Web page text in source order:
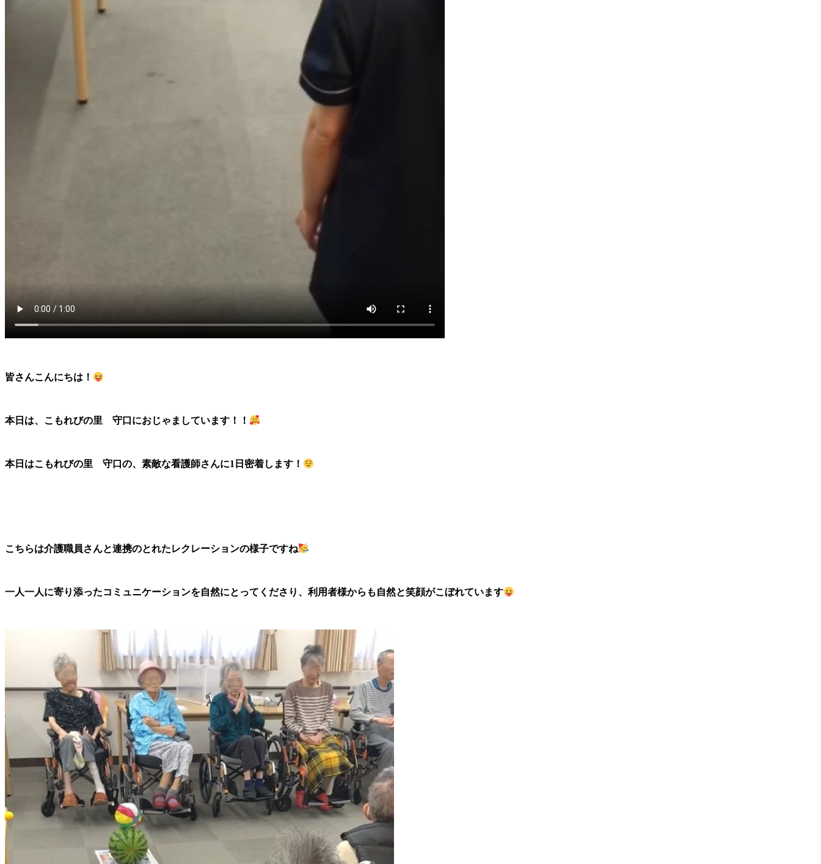
皆さんこんにちは！
本日は、こもれびの里 守口におじゃましています！！
本日はこもれびの里 守口の、素敵な看護師さんに1日密着します！
こちらは介護職員さんと連携のとれたレクレーションの様子ですね
一人一人に寄り添ったコミュニケーションを自然にとってくださり、利用者様からも自然と笑顔がこぼれています